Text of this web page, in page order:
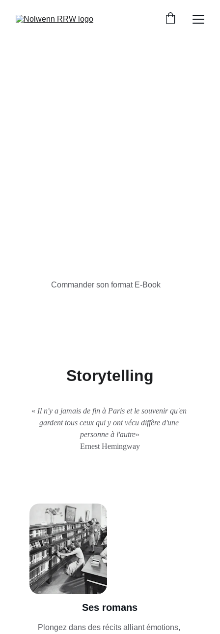
Commander son format E-Book
Storytelling
« Il n'y a jamais de fin à Paris et le souvenir qu'en
gardent tous ceux qui y ont vécu diffère d'une
personne à l'autre»
Ernest Hemingway
Ses romans
Plongez dans des récits alliant émotions,